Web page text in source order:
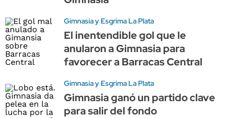
Gimnasia y Esgrima La Plata
El inentendible gol que le
anularon a Gimnasia para
favorecer a Barracas Central
Gimnasia y Esgrima La Plata
Gimnasia ganó un partido clave
para salir del fondo